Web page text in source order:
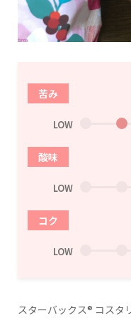
苦み
LOW
酸味
LOW
コク
LOW
スターバックス® コスタ